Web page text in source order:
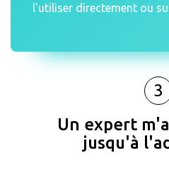
l'utiliser directement ou
3
Un expert
jusqu'à